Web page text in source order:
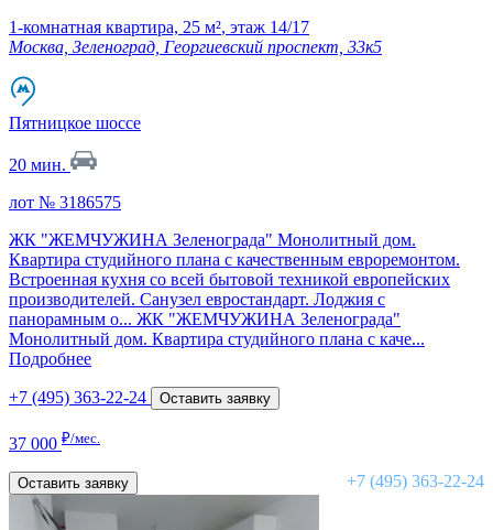
1-комнатная квартира, 25 м², этаж 14/17
Москва, Зеленоград, Георгиевский проспект, 33к5
Пятницкое шоссе
20 мин.
лот № 3186575
ЖК "ЖЕМЧУЖИНА Зеленограда" Монолитный дом.
Квартира студийного плана с качественным евроремонтом.
Встроенная кухня со всей бытовой техникой европейских
производителей. Санузел евростандарт. Лоджия с
панорамным о... ЖК "ЖЕМЧУЖИНА Зеленограда"
Монолитный дом. Квартира студийного плана с каче...
Подробнее
+7 (495) 363-22-24 Оставить заявку
37 000 ₽/мес.
+7 (495) 363-22-24
Оставить заявку